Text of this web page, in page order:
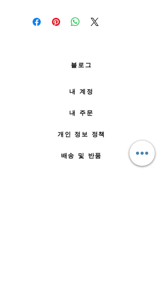
블로그
내 계정
내 주문
개인 정보 정책
배송 및 반품